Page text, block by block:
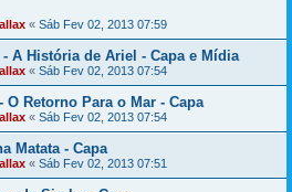
« Sáb Fev 02, 2013 07:59
A História de Ariel - Capa e Mídia
« Sáb Fev 02, 2013 07:54
O Retorno Para o Mar - Capa
« Sáb Fev 02, 2013 07:54
Matata - Capa
« Sáb Fev 02, 2013 07:51